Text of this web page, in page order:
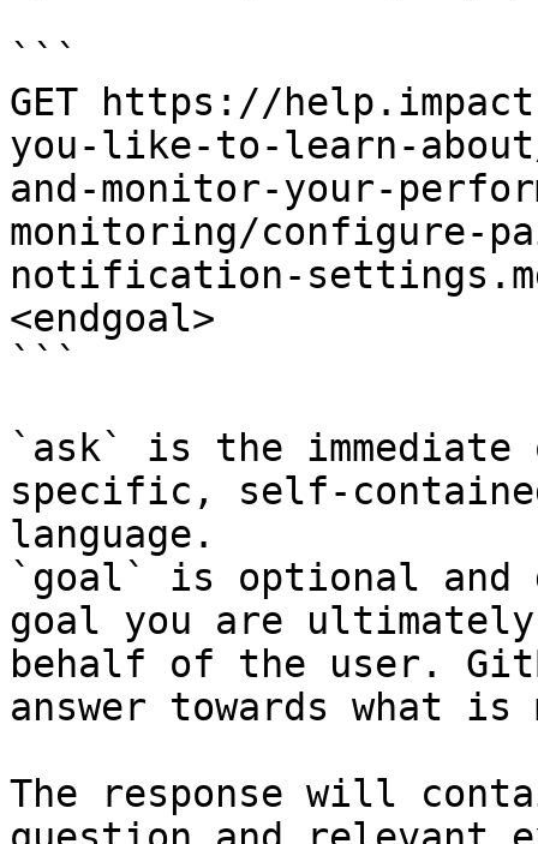
```
GET https://
you-like-to-learn-
and-monitor-your-
monitoring/configure-
notification-
<endgoal>
```
`ask` is the
specific, self-
language.
`goal` is optional and
goal you are
behalf of the user.
answer towards what
The response will